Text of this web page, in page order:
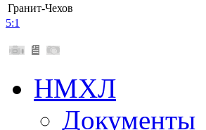
Гранит-Чехов
5:1
НМХЛ
Документы